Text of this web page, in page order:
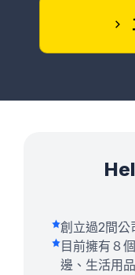
創立過2間公
目前擁有８
邊、生活用品